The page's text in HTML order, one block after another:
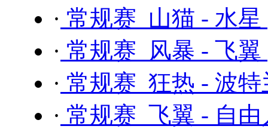
· 常规赛 山猫 - 水星
· 常规赛 风暴 - 飞翼
· 常规赛 狂热 - 波
· 常规赛 飞翼 - 自